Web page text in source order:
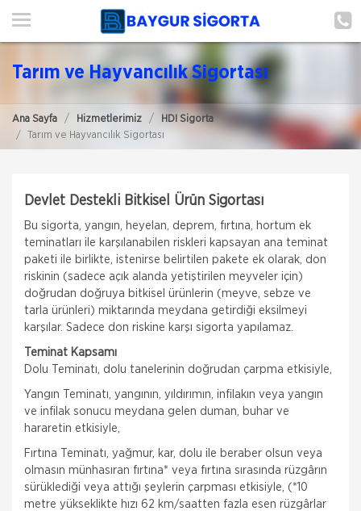
ANA SAYFA
HİZMETLERİMİZ
ŞUBELERIMIZ
ŞUBE BAŞVURUSU
Tarım ve Hayvancılık Sigortası
Ana Sayfa Hizmetlerimiz
HDI Sigorta
Tarım ve Hayvancılık Sigortası
Devlet Destekli Bitkisel Ürün Sigortası
Bu sigorta, yangın, heyelan, deprem, fırtına, hortum ek
teminatları ile karşılanabilen riskleri kapsayan ana teminat
paketi ile birlikte, istenirse belirtilen pakete ek olarak, don
riskinin (sadece açık alanda yetiştirilen meyveler için)
doğrudan doğruya bitkisel ürünlerin (meyve, sebze ve
tarla ürünleri) miktarında meydana getirdiği eksilmeyi
karşılar. Sadece don riskine karşı sigorta yapılamaz.
Teminat Kapsamı
Dolu Teminatı, dolu tanelerinin doğrudan çarpma etkisiyle,
Yangın Teminatı, yangının, yıldırımın, infilakın veya yangın
ve infilak sonucu meydana gelen duman, buhar ve
hararetin etkisiyle,
Fırtına Teminatı, yağmur, kar, dolu ile beraber olsun veya
olmasın münhasıran fırtına* veya fırtına sırasında rüzgârın
sürüklediği veya attığı şeylerin çarpması etkisiyle, (*10
metre yükseklikte hızı 62 km/saatten fazla esen rüzgârlar